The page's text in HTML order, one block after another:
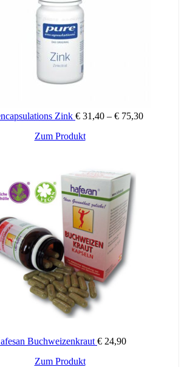
Zink € 31,40 – € 75,30
Zum ProduktDieses
mehrere
Varianten
auf.
Die
Optionen
können
auf
der
Produktseite
gewählt
werden
Buchweizenkraut € 24,90
Zum Produkt